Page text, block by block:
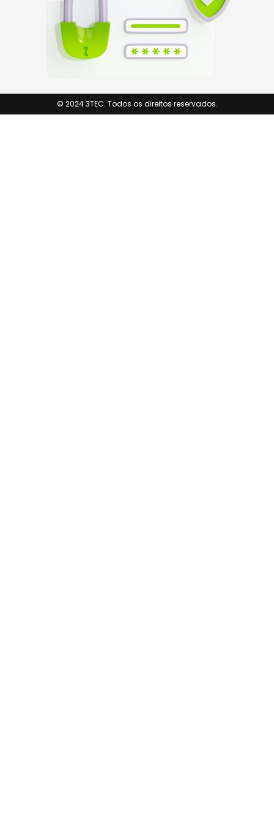
© 2024 3TEC. Todos os direitos reservados.